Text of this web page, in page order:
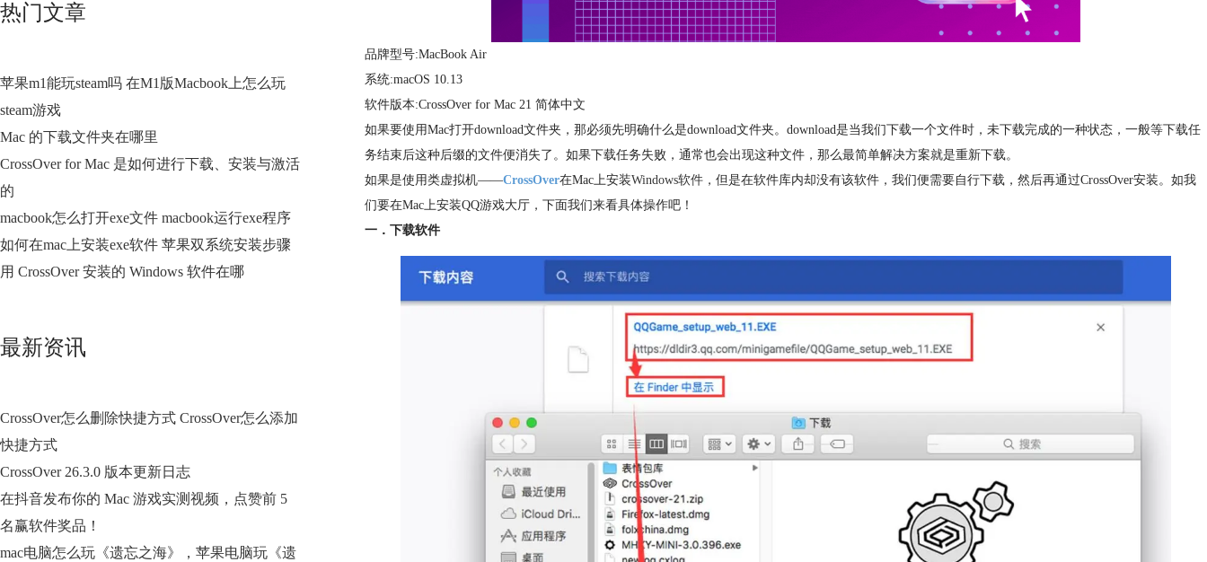
热门文章
苹果m1能玩steam吗 在M1版Macbook上怎么玩
steam游戏
Mac 的下载文件夹在哪里
CrossOver for Mac 是如何进行下载、安装与激活
的
macbook怎么打开exe文件 macbook运行exe程序
如何在mac上安装exe软件 苹果双系统安装步骤
用 CrossOver 安装的 Windows 软件在哪
最新资讯
CrossOver怎么删除快捷方式 CrossOver怎么添加
快捷方式
CrossOver 26.3.0 版本更新日志
在抖音发布你的 Mac 游戏实测视频，点赞前 5
名赢软件奖品！
mac电脑怎么玩《遗忘之海》，苹果电脑玩《遗
品牌型号:MacBook Air
系统:macOS 10.13
软件版本:CrossOver for Mac 21 简体中文
如果要使用Mac打开download文件夹，那必须先明确什么是download文件夹。download是当我们下载一个文件时，未下载完成的一种状态，一般等下载任
务结束后这种后缀的文件便消失了。如果下载任务失败，通常也会出现这种文件，那么最简单解决方案就是重新下载。
如果是使用类虚拟机——CrossOver在Mac上安装Windows软件 ，但是在软件库内却没有该软件，我们便需要自行下载，然后再通过CrossOver安装。如我
们要在Mac上安装QQ游戏大厅，下面我们来看具体操作吧！
一．下载软件